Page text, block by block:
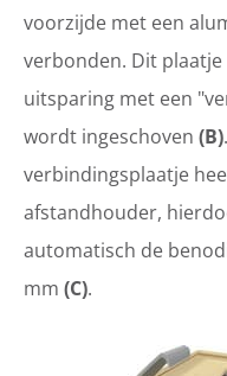
voorzijde met een
verbonden. Dit
uitsparing met een
wordt ingeschoven (B)
verbindingsplaatje
afstandhouder,
automatisch de
mm (C).